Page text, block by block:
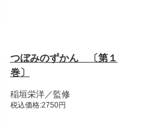
つぼみのずかん 〔第１
巻〕
稲垣栄洋／監修
税込価格:2750円